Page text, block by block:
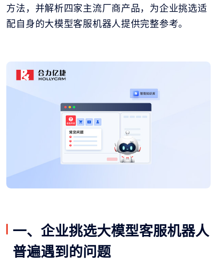
方法，并解析四家主流厂商产品，为企业挑选适
配自身的大模型客服机器人提供完整参考。
一、企业挑选大模型客服机器人
普遍遇到的问题